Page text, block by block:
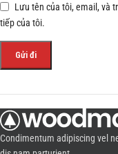
Lưu tên của tôi, email, và
tiếp của tôi.
Condimentum adipiscing vel